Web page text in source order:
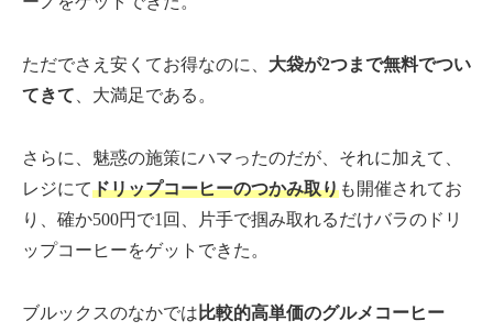
ただでさえ安くてお得なのに、 大袋が2つまで無料でつい
てきて 、大満足である。
さらに、魅惑の施策にハマったのだが、それに加えて、
レジにてドリップコーヒーのつかみ取りも開催されてお
り、確か500円で1回、片手で掴み取れるだけバラのドリ
ップコーヒーをゲットできた。
ブルックスのなかでは 比較的高単価のグルメコーヒー